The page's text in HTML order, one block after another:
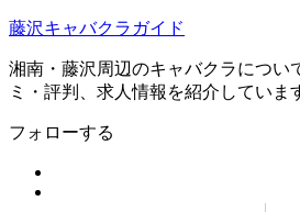
藤沢キャバクラガイド
湘南・藤沢周辺のキャバクラについ
ミ・評判、求人情報を紹介していま
フォローする